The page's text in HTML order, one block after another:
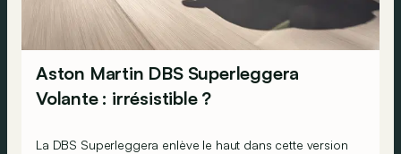
Aston Martin DBS Superleggera
Volante : irrésistible ?
La DBS Superleggera enlève le haut dans cette version